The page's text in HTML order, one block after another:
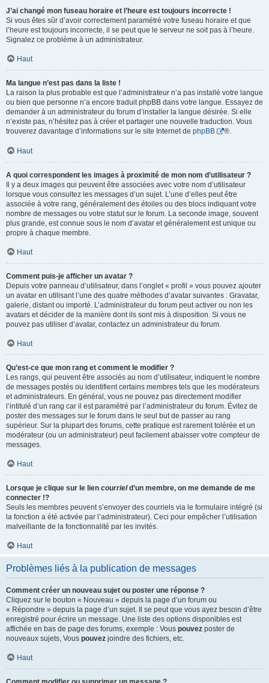
J’ai changé mon fuseau horaire et l’heure est toujours incorrecte !
Si vous êtes sûr d’avoir correctement paramétré votre fuseau horaire et que
l’heure est toujours incorrecte, il se peut que le serveur ne soit pas à l’heure.
Signalez ce problème à un administrateur.
Haut
Ma langue n’est pas dans la liste !
La raison la plus probable est que l’administrateur n’a pas installé votre langue
ou bien que personne n’a encore traduit phpBB dans votre langue. Essayez de
demander à un administrateur du forum d’installer la langue désirée. Si elle
n’existe pas, n’hésitez pas à créer et partager une nouvelle traduction. Vous
trouverez davantage d’informations sur le site Internet de phpBB ®.
Haut
A quoi correspondent les images à proximité de mon nom d’utilisateur ?
Il y a deux images qui peuvent être associées avec votre nom d’utilisateur
lorsque vous consultez les messages d’un sujet. L’une d’elles peut être
associée à votre rang, généralement des étoiles ou des blocs indiquant votre
nombre de messages ou votre statut sur le forum. La seconde image, souvent
plus grande, est connue sous le nom d’avatar et généralement est unique ou
propre à chaque membre.
Haut
Comment puis-je afficher un avatar ?
Depuis votre panneau d’utilisateur, dans l’onglet « profil » vous pouvez ajouter
un avatar en utilisant l’une des quatre méthodes d’avatar suivantes : Gravatar,
galerie, distant ou importé. L’administrateur du forum peut activer ou non les
avatars et décider de la manière dont ils sont mis à disposition. Si vous ne
pouvez pas utiliser d’avatar, contactez un administrateur du forum.
Haut
Qu’est-ce que mon rang et comment le modifier ?
Les rangs, qui peuvent être associés au nom d’utilisateur, indiquent le nombre
de messages postés ou identifient certains membres tels que les modérateurs
et administrateurs. En général, vous ne pouvez pas directement modifier
l’intitulé d’un rang car il est paramétré par l’administrateur du forum. Évitez de
poster des messages sur le forum dans le seul but de passer au rang
supérieur. Sur la plupart des forums, cette pratique est rarement tolérée et un
modérateur (ou un administrateur) peut facilement abaisser votre compteur de
messages.
Haut
Lorsque je clique sur le lien courrield’un membre, on me demande de me
connecter !?
Seuls les membres peuvent s’envoyer des courriels via le formulaire intégré (si
la fonction a été activée par l’administrateur). Ceci pour empêcher l’utilisation
malveillante de la fonctionnalité par les invités.
Haut
Problèmes liés à la publication de messages
Comment créer un nouveau sujet ou poster une réponse ?
Cliquez sur le bouton « Nouveau » depuis la page d’un forum ou
« Répondre » depuis la page d’un sujet. Il se peut que vous ayez besoin d’être
enregistré pour écrire un message. Une liste des options disponibles est
affichée en bas de page des forums, exemple : Vous pouvez poster de
nouveaux sujets, Vous pouvez joindre des fichiers, etc.
Haut